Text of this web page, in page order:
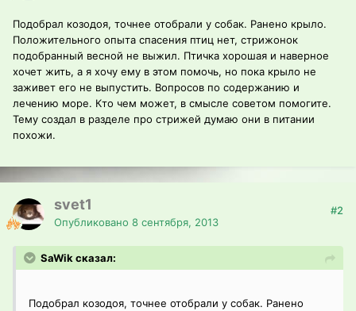
Подобрал козодоя, точнее отобрали у собак. Ранено крыло.
Положительного опыта спасения птиц нет, стрижонок
подобранный весной не выжил. Птичка хорошая и наверное
хочет жить, а я хочу ему в этом помочь, но пока крыло не
заживет его не выпустить. Вопросов по содержанию и
лечению море. Кто чем может, в смысле советом помогите.
Тему создал в разделе про стрижей думаю они в питании
похожи.
svet1
Опубликовано 8 сентября, 2013
#2
SaWik сказал:
Подобрал козодоя, точнее отобрали у собак. Ранено